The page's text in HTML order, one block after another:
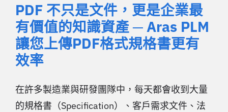
PDF 不只是文件，更是企業最
有價值的知識資產 ─ Aras PLM
讓您上傳PDF格式規格書更有
效率
在許多製造業與研發團隊中，每天都會收到大量
的規格書（Specification）、客戶需求文件、法